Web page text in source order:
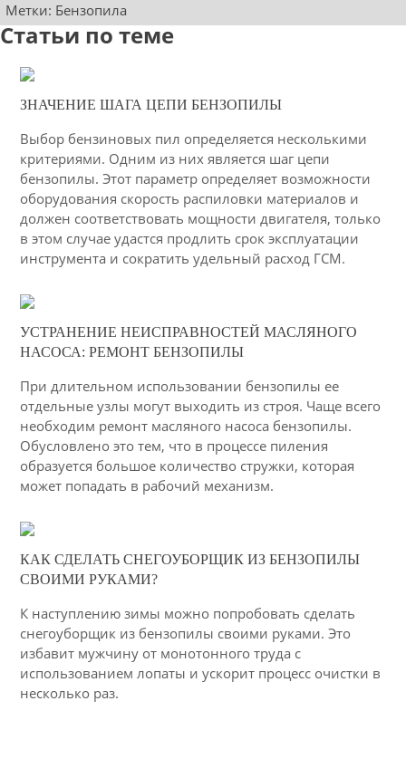
Метки: Бензопила
Статьи по теме
4676
ЗНАЧЕНИЕ ШАГА ЦЕПИ БЕНЗОПИЛЫ
Выбор бензиновых пил определяется несколькими
критериями. Одним из них является шаг цепи
бензопилы. Этот параметр определяет возможности
оборудования скорость распиловки материалов и
должен соответствовать мощности двигателя, только
в этом случае удастся продлить срок эксплуатации
инструмента и сократить удельный расход ГСМ.
35
УСТРАНЕНИЕ НЕИСПРАВНОСТЕЙ МАСЛЯНОГО
НАСОСА: РЕМОНТ БЕНЗОПИЛЫ
При длительном использовании бензопилы ее
отдельные узлы могут выходить из строя. Чаще всего
необходим ремонт масляного насоса бензопилы.
Обусловлено это тем, что в процессе пиления
образуется большое количество стружки, которая
может попадать в рабочий механизм.
13
КАК СДЕЛАТЬ СНЕГОУБОРЩИК ИЗ БЕНЗОПИЛЫ
СВОИМИ РУКАМИ?
К наступлению зимы можно попробовать сделать
снегоуборщик из бензопилы своими руками. Это
избавит мужчину от монотонного труда с
использованием лопаты и ускорит процесс очистки в
несколько раз.